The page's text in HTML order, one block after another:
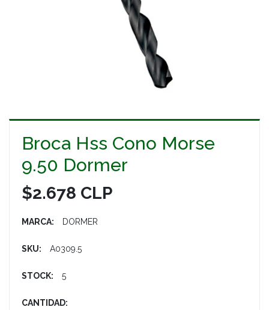
Broca Hss Cono Morse
9.50 Dormer
$2.678 CLP
MARCA: DORMER
SKU: A0309.5
STOCK: 5
CANTIDAD: